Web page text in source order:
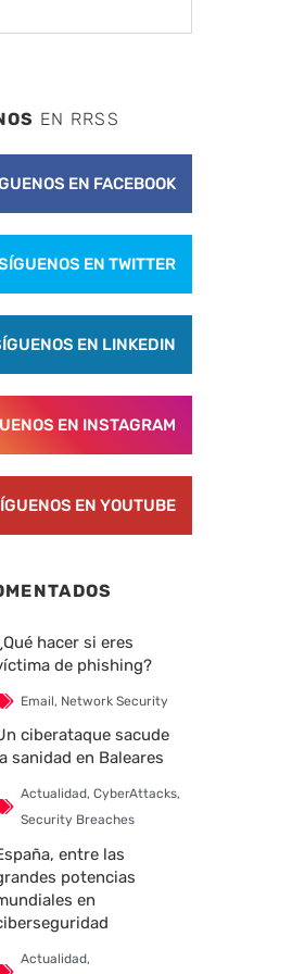
EN RRSS
EN FACEBOOK
EN TWITTER
EN LINKEDIN
EN INSTAGRAM
EN YOUTUBE
hacer si eres
de phishing?
Email, Network Security
ciberataque sacude
sanidad en Baleares
Actualidad, CyberAttacks,
Security Breaches
entre las
potencias
en
Actualidad,